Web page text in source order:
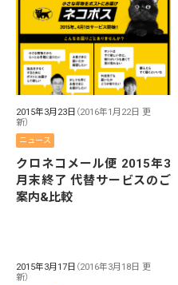
2015年3月23日 （2016年1月22日 更
新）
ニュース
クロネコメール便 2015年3
月末終了 代替サービスのご
案内&比較
2015年3月17日 （2016年3月18日 更
新）